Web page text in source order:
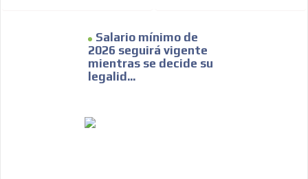
Salario mínimo de
2026 seguirá vigente
mientras se decide su
legalid...